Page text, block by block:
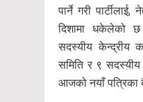
पार्ने गरी
दिशामा धकेलेको
सदस्यीय केन्द्रीय
समिति र ९
आजको नयाँ पत्रिका